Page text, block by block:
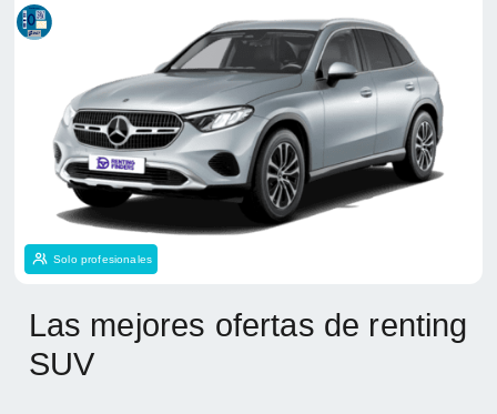
Solo profesionales
Las mejores ofertas de renting
SUV